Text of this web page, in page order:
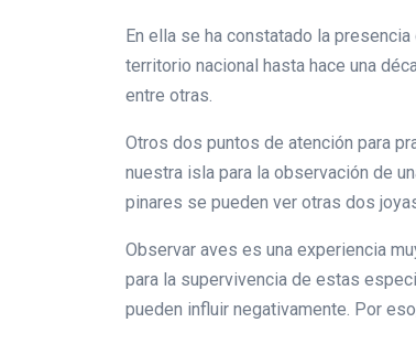
En ella se ha constatado la
territorio nacional hasta hace una
entre otras.
Otros dos puntos de atención para
nuestra isla para la observación de
pinares se pueden ver otras dos
Observar aves es una experiencia
para la supervivencia de estas
pueden influir negativamente. Por